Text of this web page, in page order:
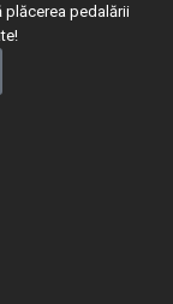
plăcerea pedalării